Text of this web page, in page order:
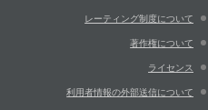
レーティング制度について
著作権について
ライセンス
利用者情報の外部送信について